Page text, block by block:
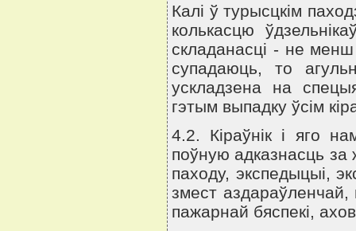
Калi ў турысцкiм
колькасцю
складанасцi - не
супадаюць, то
ускладзена на
гэтым выпадку ўсiм
4.2. Кiраўнiк i яго
поўную адказнасць за
паходу, экспедыцыi,
змест
пажарнай бяспекi,